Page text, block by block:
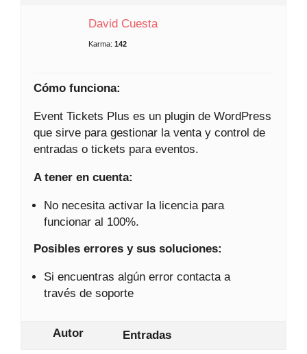
David Cuesta
Karma: 142
Cómo funciona:
Event Tickets Plus es un plugin de WordPress
que sirve para gestionar la venta y control de
entradas o tickets para eventos.
A tener en cuenta:
No necesita activar la licencia para
funcionar al 100%.
Posibles errores y sus soluciones:
Si encuentras algún error contacta a
través de soporte
Autor Entradas